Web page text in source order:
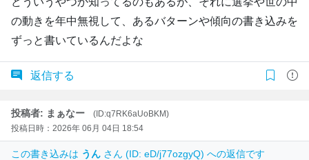
の動きを年中無視して、あるバターンや傾向の書き込みを
ずっと書いているんだよな
返信する
投稿者: まぁなー
(ID:q7RK6aUoBKM)
投稿日時：2026年 06月 04日 18:54
この書き込みは うん さん (ID: eD/j77ozgyQ) への返信です